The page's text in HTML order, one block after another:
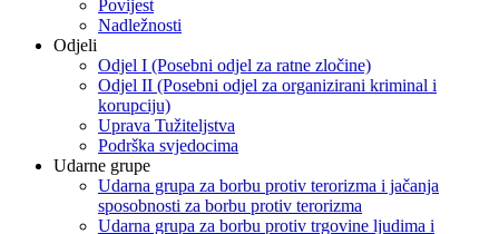
Povijest
Nadležnosti
Odjeli
Odjel I (Posebni odjel za ratne zločine)
Odjel II (Posebni odjel za organizirani kriminal i
korupciju)
Uprava Tužiteljstva
Podrška svjedocima
Udarne grupe
Udarna grupa za borbu protiv terorizma i jačanja
sposobnosti za borbu protiv terorizma
Udarna grupa za borbu protiv trgovine ljudima i